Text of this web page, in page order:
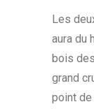
Les
aura du
bois
grand
point de